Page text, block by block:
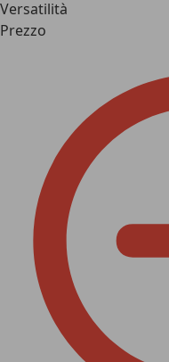
Versatilità
Prezzo